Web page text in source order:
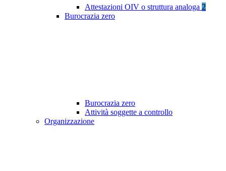
Attestazioni OIV o struttura analoga 2
Burocrazia zero
Burocrazia zero
Attività soggette a controllo
Organizzazione